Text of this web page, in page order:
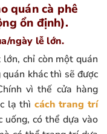
quán cà phê
ổn định).
ngày lễ lớn.
chỉ còn một quán
khác thì sẽ được
vì thế cửa hàng
lạ thì cách trang trí
uống, có thể dựa vào